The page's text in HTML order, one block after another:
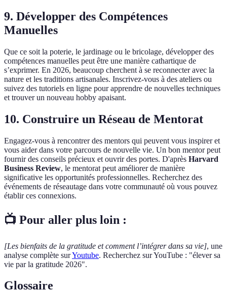
9. Développer des Compétences
Manuelles
Que ce soit la poterie, le jardinage ou le bricolage, développer des
compétences manuelles peut être une manière cathartique de
s’exprimer. En 2026, beaucoup cherchent à se reconnecter avec la
nature et les traditions artisanales. Inscrivez-vous à des ateliers ou
suivez des tutoriels en ligne pour apprendre de nouvelles techniques
et trouver un nouveau hobby apaisant.
10. Construire un Réseau de Mentorat
Engagez-vous à rencontrer des mentors qui peuvent vous inspirer et
vous aider dans votre parcours de nouvelle vie. Un bon mentor peut
fournir des conseils précieux et ouvrir des portes. D'après Harvard
Business Review, le mentorat peut améliorer de manière
significative les opportunités professionnelles. Recherchez des
événements de réseautage dans votre communauté où vous pouvez
établir ces connexions.
📺 Pour aller plus loin :
[Les bienfaits de la gratitude et comment l’intégrer dans sa vie], une
analyse complète surYoutube. Recherchez sur YouTube : "élever sa
vie par la gratitude 2026".
Glossaire